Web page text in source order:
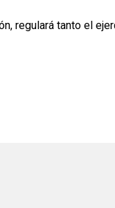
regulará tanto el